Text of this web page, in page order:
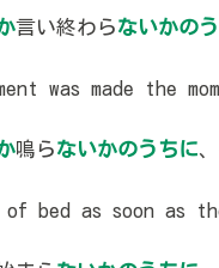
言い終わらないかの
was made the
鳴らないかのうちに
bed as soon as